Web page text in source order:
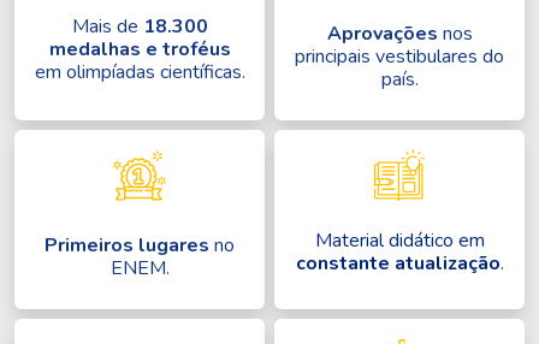
Mais de 18.300
medalhas e troféus
em olimpíadas científicas.
Aprovações nos
principais vestibulares do
país.
Primeiros lugares no
ENEM.
Material didático em
constante atualização.